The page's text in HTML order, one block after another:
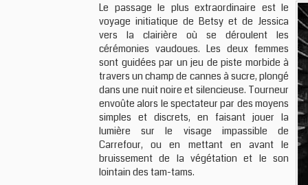
Le passage le plus extraordinaire est le
voyage initiatique de Betsy et de Jessica
vers la clairière où se déroulent les
cérémonies vaudoues. Les deux femmes
sont guidées par un jeu de piste morbide à
travers un champ de cannes à sucre, plongé
dans une nuit noire et silencieuse. Tourneur
envoûte alors le spectateur par des moyens
simples et discrets, en faisant jouer la
lumière sur le visage impassible de
Carrefour, ou en mettant en avant le
bruissement de la végétation et le son
lointain des tam-tams.